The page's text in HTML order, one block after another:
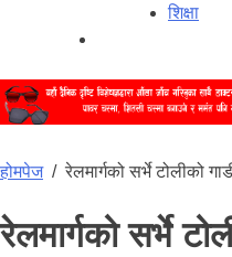
शिक्षा
होमपेज/रेलमार्गको सर्भे टोलीको
रेलमार्गको सर्भे